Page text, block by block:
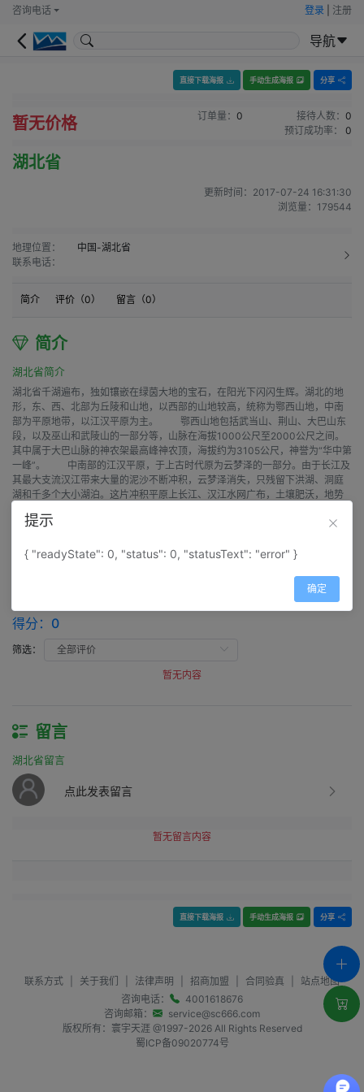
咨询电话 登录 注册
导航
直接下载海报 手动生成海报 分享
暂无价格 订单量： 0 接待人数： 0
预订成功率：
0
湖北省
更新时间： 2017-07-24 16:31:30
浏览量： 179544
地理位置：
中国-湖北省
联系电话：
简介 评价（0） 留言（0）
简介
湖北省简介
湖北省千湖遍布，独如镶嵌在绿茵大地的宝石，在阳光下闪闪生辉。湖北的地
形，东、西、北部为丘陵和山地，以西部的山地较高，统称为鄂西山地，中南
部为平原地带，以江汉平原为主。 鄂西山地包括武当山、荆山、大巴山东
段，以及巫山和武陵山的一部分等，山脉在海拔1000公尺至2000公尺之间。
其中属于大巴山脉的神农架最高峰神农顶，海拔约为3105公尺，神誉为“华中第
一峰”。 中南部的江汉平原，于上古时代原为云梦泽的一部分。由于长江及
其最大支流汉江带来大量的泥沙不断冲积，云梦泽消失，只残留下洪湖、洞庭
湖和千多个大小湖泊。这片冲积平原上长江、汉江水网广布，土壤肥沃，地势
子，尤其是七、八月，天气最为闷热。
得分： 0
筛选：
暂无内容
留言
湖北省留言
点此发表留言
暂无留言内容
直接下载海报 手动生成海报 分享
联系方式 关于我们 法律声明 招商加盟 合同验真
站点地图
咨询电话：
4001618676
咨询邮箱：
service@sc666.com
版权所有：寰宇天涯 @1997-2026All Rights Reserved
蜀ICP备09020774号
提示
{ "readyState": 0, "status": 0, "statusText": "error" }
确定